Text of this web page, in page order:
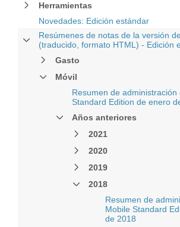
Herramientas
Novedades: Edición estándar
Resúmenes de notas de la versión
(traducido, formato HTML) - Edición
Gasto
Móvil
Resumen de administración
Standard Edition de enero
Años anteriores
2021
2020
2019
2018
Resumen de
Mobile Standard
de 2018